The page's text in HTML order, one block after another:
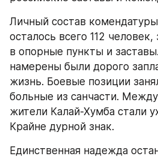
Личный состав
осталось всего 112
в опорные пункты и
намерены были дорого
жизнь. Боевые позиции
больные из санчасти.
жители Калай-Хумба стали
Крайне дурной знак.
Единственная надежда